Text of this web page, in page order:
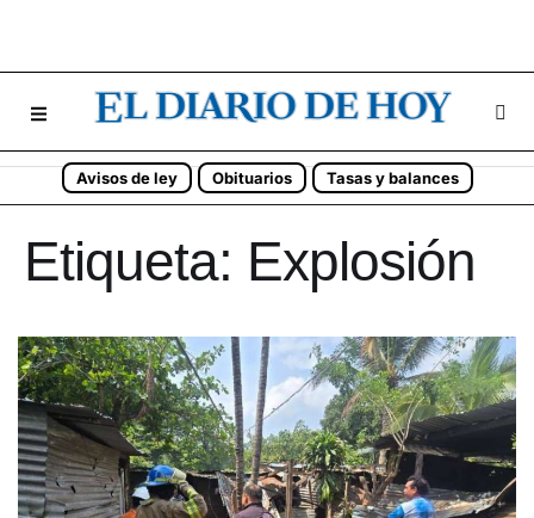
Avisos de ley Obituarios Tasas y balances
Etiqueta: Explosión